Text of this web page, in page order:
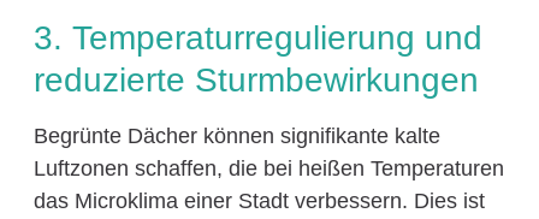
3. Temperaturregulierung und
reduzierte Sturmbewirkungen
Begrünte Dächer können signifikante kalte
Luftzonen schaffen, die bei heißen Temperaturen
das Microklima einer Stadt verbessern. Dies ist